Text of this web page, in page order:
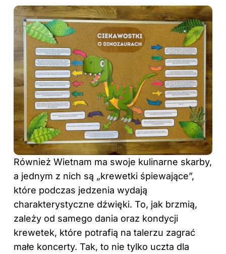
Również Wietnam ma swoje kulinarne skarby,
a jednym z nich są „krewetki śpiewające”,
które podczas jedzenia wydają
charakterystyczne dźwięki. To, jak brzmią,
zależy od samego dania oraz kondycji
krewetek, które potrafią na talerzu zagrać
małe koncerty. Tak, to nie tylko uczta dla